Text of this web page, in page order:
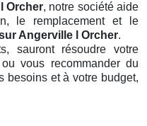
Orcher, notre société aide
le remplacement et le
Angerville l Orcher.
sauront résoudre votre
vous recommander du
besoins et à votre budget,